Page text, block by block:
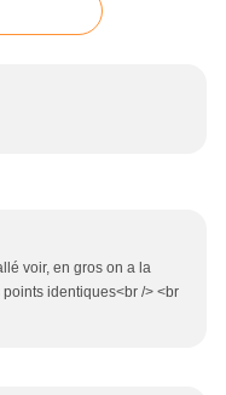
voir, en gros on a la
identiques<br /> <br